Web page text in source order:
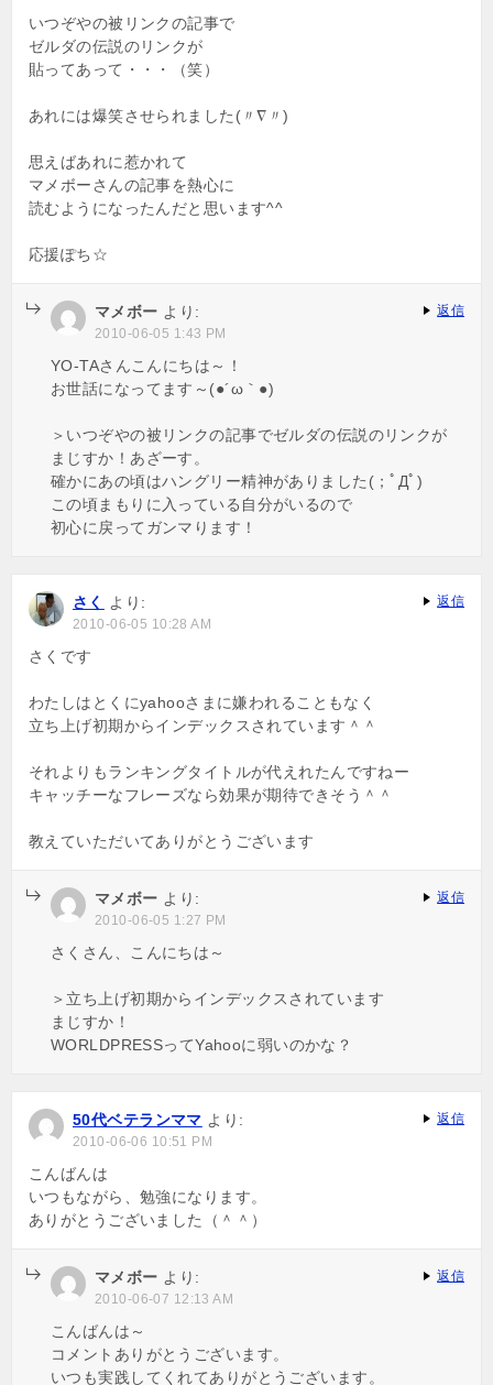
いつぞやの被リンクの記事で
ゼルダの伝説のリンクが
貼ってあって・・・（笑）
あれには爆笑させられました(〃∇〃)
思えばあれに惹かれて
マメボーさんの記事を熱心に
読むようになったんだと思います^^
応援ぽち☆
マメボー より:
2010-06-05 1:43 PM
YO-TAさんこんにちは～！
お世話になってます～(●´ω｀●)
＞いつぞやの被リンクの記事でゼルダの伝説のリンクが
まじすか！あざーす。
確かにあの頃はハングリー精神がありました(；ﾟДﾟ)
この頃まもりに入っている自分がいるので
初心に戻ってガンマります！
返信
さく より:
2010-06-05 10:28 AM
さくです
わたしはとくにyahooさまに嫌われることもなく
立ち上げ初期からインデックスされています＾＾
それよりもランキングタイトルが代えれたんですねー
キャッチーなフレーズなら効果が期待できそう＾＾
教えていただいてありがとうございます
返信
マメボー より:
2010-06-05 1:27 PM
さくさん、こんにちは～
＞立ち上げ初期からインデックスされています
まじすか！
WORLDPRESSってYahooに弱いのかな？
返信
50代ベテランママ より:
2010-06-06 10:51 PM
こんばんは
いつもながら、勉強になります。
ありがとうございました（＾＾）
返信
マメボー より:
2010-06-07 12:13 AM
こんばんは～
コメントありがとうございます。
いつも実践してくれてありがとうございます。
返信